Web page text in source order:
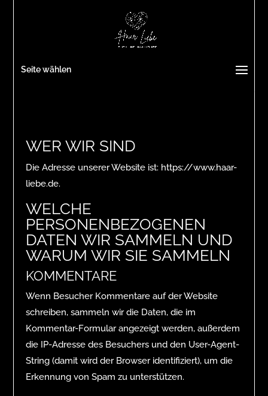
Seite wählen
WER WIR SIND
Die Adresse unserer Website ist: https://www.haar-
liebe.de.
WELCHE
PERSONENBEZOGENEN
DATEN WIR SAMMELN UND
WARUM WIR SIE SAMMELN
KOMMENTARE
Wenn Besucher Kommentare auf der Website
schreiben, sammeln wir die Daten, die im
Kommentar-Formular angezeigt werden, außerdem
die IP-Adresse des Besuchers und den User-Agent-
String (damit wird der Browser identifiziert), um die
Erkennung von Spam zu unterstützen.